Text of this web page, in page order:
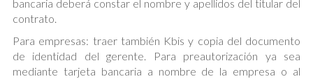
bancaria deberá constar el nombre y apellidos del titular del
contrato.
Para empresas: traer también Kbis y copia del documento
de identidad del gerente. Para preautorización ya sea
mediante tarjeta bancaria a nombre de la empresa o al